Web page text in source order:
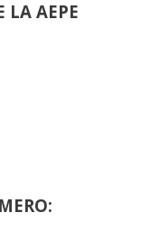
LA AEPE